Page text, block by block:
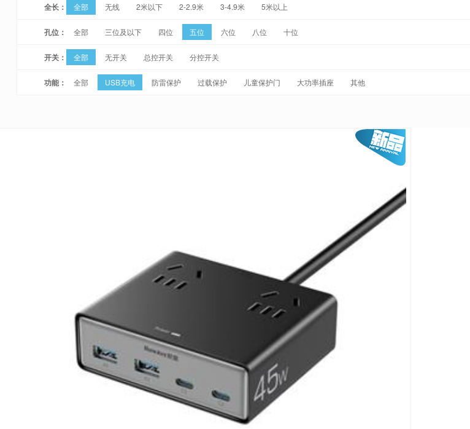
全长： 全部 无线 2米以下 2-2.9米 3-4.9米 5米以上
孔位： 全部 三位及以下 四位 五位 六位 八位 十位
开关： 全部 无开关 总控开关 分控开关
功能： 全部 USB充电 防雷保护 过载保护 儿童保护门 大功率插座 其他